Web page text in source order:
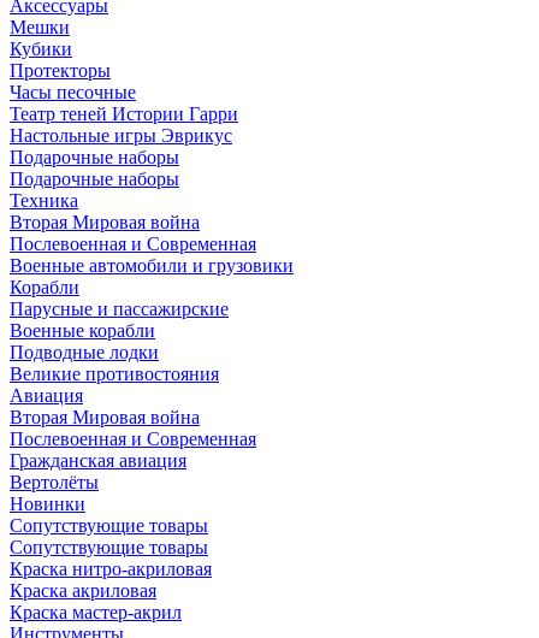
Аксессуары
Мешки
Кубики
Протекторы
Часы песочные
Театр теней Истории Гарри
Настольные игры Эврикус
Подарочные наборы
Подарочные наборы
Техника
Вторая Мировая война
Послевоенная и Современная
Военные автомобили и грузовики
Корабли
Парусные и пассажирские
Военные корабли
Подводные лодки
Великие противостояния
Авиация
Вторая Мировая война
Послевоенная и Современная
Гражданская авиация
Вертолёты
Новинки
Сопутствующие товары
Сопутствующие товары
Краска нитро-акриловая
Краска акриловая
Краска мастер-акрил
Инструменты